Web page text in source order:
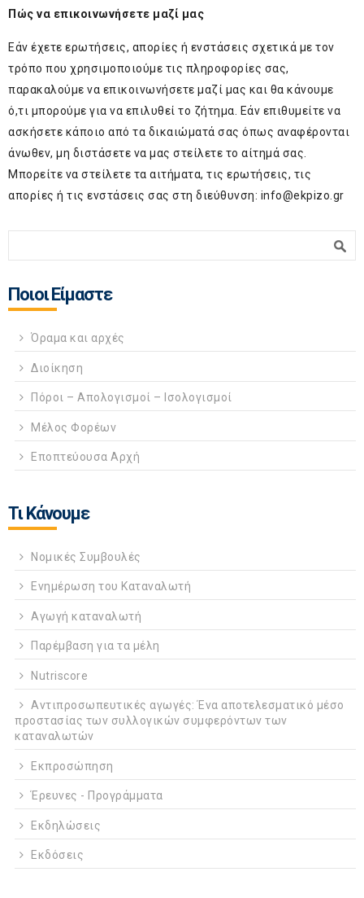
Πώς να επικοινωνήσετε μαζί μας
Εάν έχετε ερωτήσεις, απορίες ή ενστάσεις σχετικά με τον
τρόπο που χρησιμοποιούμε τις πληροφορίες σας,
παρακαλούμε να επικοινωνήσετε μαζί μας και θα κάνουμε
ό,τι μπορούμε για να επιλυθεί το ζήτημα. Εάν επιθυμείτε να
ασκήσετε κάποιο από τα δικαιώματά σας όπως αναφέρονται
άνωθεν, μη διστάσετε να μας στείλετε το αίτημά σας.
Μπορείτε να στείλετε τα αιτήματα, τις ερωτήσεις, τις
απορίες ή τις ενστάσεις σας στη διεύθυνση: info@ekpizo.gr
Ποιοι Είμαστε
Όραμα και αρχές
Διοίκηση
Πόροι – Απολογισμοί – Ισολογισμοί
Μέλος Φορέων
Εποπτεύουσα Αρχή
Τι Κάνουμε
Νομικές Συμβουλές
Ενημέρωση του Καταναλωτή
Αγωγή καταναλωτή
Παρέμβαση για τα μέλη
Nutriscore
Αντιπροσωπευτικές αγωγές: Ένα αποτελεσματικό μέσο
προστασίας των συλλογικών συμφερόντων των
καταναλωτών
Εκπροσώπηση
Έρευνες - Προγράμματα
Εκδηλώσεις
Εκδόσεις